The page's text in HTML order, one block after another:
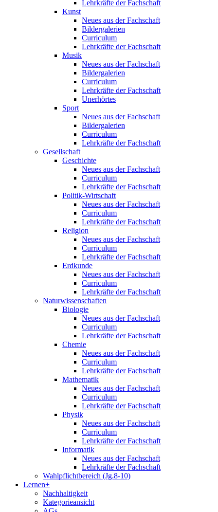
Lehrkräfte der Fachschaft
Kunst
Neues aus der Fachschaft
Bildergalerien
Curriculum
Lehrkräfte der Fachschaft
Musik
Neues aus der Fachschaft
Bildergalerien
Curriculum
Lehrkräfte der Fachschaft
Unerhörtes
Sport
Neues aus der Fachschaft
Bildergalerien
Curriculum
Lehrkräfte der Fachschaft
Gesellschaft
Geschichte
Neues aus der Fachschaft
Curriculum
Lehrkräfte der Fachschaft
Politik-Wirtschaft
Neues aus der Fachschaft
Curriculum
Lehrkräfte der Fachschaft
Religion
Neues aus der Fachschaft
Curriculum
Lehrkräfte der Fachschaft
Erdkunde
Neues aus der Fachschaft
Curriculum
Lehrkräfte der Fachschaft
Naturwissenschaften
Biologie
Neues aus der Fachschaft
Curriculum
Lehrkräfte der Fachschaft
Chemie
Neues aus der Fachschaft
Curriculum
Lehrkräfte der Fachschaft
Mathematik
Neues aus der Fachschaft
Curriculum
Lehrkräfte der Fachschaft
Physik
Neues aus der Fachschaft
Curriculum
Lehrkräfte der Fachschaft
Informatik
Neues aus der Fachschaft
Lehrkräfte der Fachschaft
Wahlpflichtbereich (Jg.8-10)
Lernen+
Nachhaltigkeit
Kategorieansicht